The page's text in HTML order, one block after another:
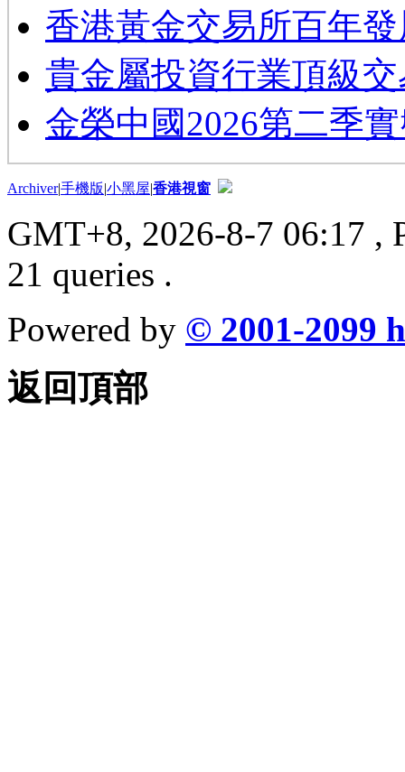
香港黃金交易所百年
貴金屬投資行業頂級
金榮中國2026第二季
Archiver|手機版|小黑屋|香港視窗
GMT+8, 2026-8-7 06:17 ,
21 queries .
Powered by © 2001-2099
返回頂部